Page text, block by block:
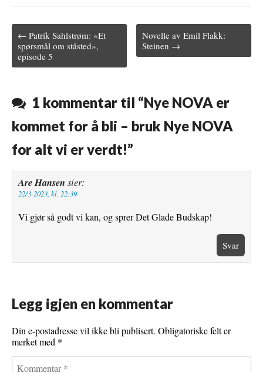
e
b
o
t
r
b
e
s
t
l
Post navigation
← Patrik Sahlstrøm: «Et
spørsmål om ståsted»,
episode 5
Novelle av Emil Flakk:
Steinen →
1 kommentar til “Nye NOVA er
kommet for å bli – bruk Nye NOVA
for alt vi er verdt!”
Are Hansen sier:
22/3-2023, kl. 22:39
Vi gjør så godt vi kan, og sprer Det Glade Budskap!
Svar
Legg igjen en kommentar
Din e-postadresse vil ikke bli publisert. Obligatoriske felt er
merket med *